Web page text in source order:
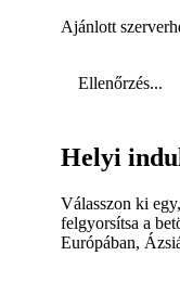
Ajánlott
Ellenőrzés...
Helyi
Válasszon ki
felgyorsítsa a
Európában,